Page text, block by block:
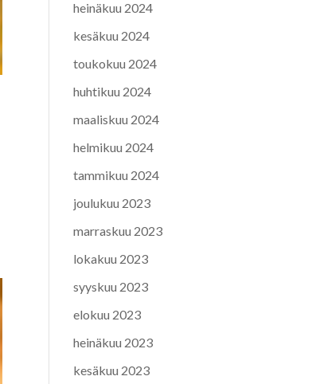
heinäkuu 2024
kesäkuu 2024
toukokuu 2024
huhtikuu 2024
maaliskuu 2024
helmikuu 2024
tammikuu 2024
joulukuu 2023
marraskuu 2023
lokakuu 2023
syyskuu 2023
elokuu 2023
heinäkuu 2023
kesäkuu 2023